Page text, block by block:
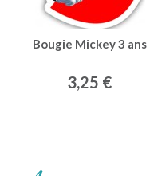
Bougie Mickey 3 ans
3,25 €